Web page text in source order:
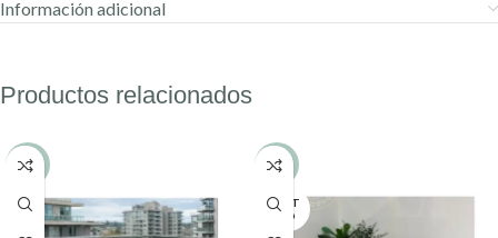
Información adicional
Productos relacionados
-20% -13%
AGOT
ADO